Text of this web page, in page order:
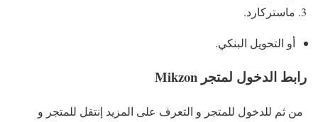
ماستركارد.
أو التحويل البنكي.
رابط الدخول لمتجر Mikzon
من ثم للدخول للمتجر و التعرف على المزيد إنتقل للمتجر و